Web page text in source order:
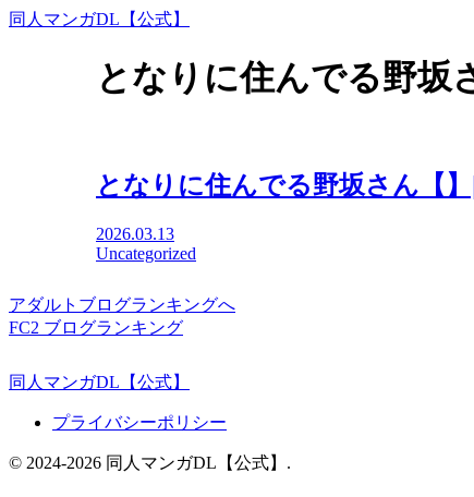
同人マンガDL【公式】
となりに住んでる野坂
となりに住んでる野坂さん【
2026.03.13
Uncategorized
アダルトブログランキングへ
FC2 ブログランキング
同人マンガDL【公式】
プライバシーポリシー
© 2024-2026 同人マンガDL【公式】.